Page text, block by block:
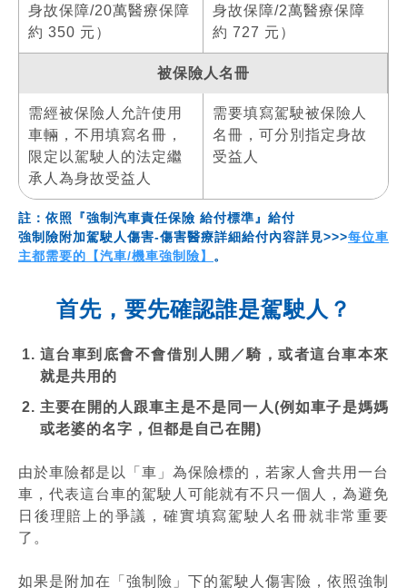
身故保障/20萬醫療保障
約 350 元）
身故保障/2萬醫療保障
約 727 元）
被保險人名冊
需經被保險人允許使用
車輛，不用填寫名冊，
限定以駕駛人的法定繼
承人為身故受益人
需要填寫駕駛被保險人
名冊，可分別指定身故
受益人
註：依照『強制汽車責任保險 給付標準』給付
強制險附加駕駛人傷害-傷害醫療詳細給付內容詳見>>>每位車
主都需要的【汽車/機車強制險】 。
首先，要先確認誰是駕駛人？
這台車到底會不會借別人開／騎，或者這台車本來
就是共用的
主要在開的人跟車主是不是同一人(例如車子是媽媽
或老婆的名字，但都是自己在開)
由於車險都是以「車」為保險標的，若家人會共用一台
車，代表這台車的駕駛人可能就有不只一個人，為避免
日後理賠上的爭議，確實填寫駕駛人名冊就非常重要
了。
如果是附加在「強制險」下的駕駛人傷害險，依照強制